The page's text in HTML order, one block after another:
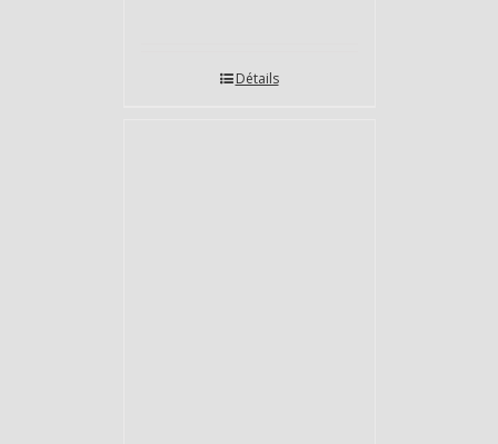
Détails